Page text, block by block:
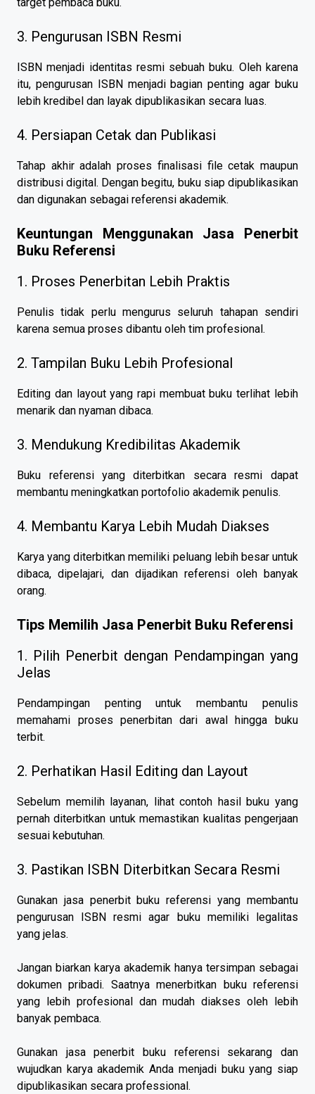
3. Pengurusan ISBN Resmi
ISBN menjadi identitas resmi sebuah buku. Oleh karena
itu, pengurusan ISBN menjadi bagian penting agar buku
lebih kredibel dan layak dipublikasikan secara luas.
4. Persiapan Cetak dan Publikasi
Tahap akhir adalah proses finalisasi file cetak maupun
distribusi digital. Dengan begitu, buku siap dipublikasikan
dan digunakan sebagai referensi akademik.
Keuntungan Menggunakan Jasa Penerbit
Buku Referensi
1. Proses Penerbitan Lebih Praktis
Penulis tidak perlu mengurus seluruh tahapan sendiri
karena semua proses dibantu oleh tim profesional.
2. Tampilan Buku Lebih Profesional
Editing dan layout yang rapi membuat buku terlihat lebih
menarik dan nyaman dibaca.
3. Mendukung Kredibilitas Akademik
Buku referensi yang diterbitkan secara resmi dapat
membantu meningkatkan portofolio akademik penulis.
4. Membantu Karya Lebih Mudah Diakses
Karya yang diterbitkan memiliki peluang lebih besar untuk
dibaca, dipelajari, dan dijadikan referensi oleh banyak
orang.
Tips Memilih Jasa Penerbit Buku Referensi
1. Pilih Penerbit dengan Pendampingan yang
Jelas
Pendampingan penting untuk membantu penulis
memahami proses penerbitan dari awal hingga buku
terbit.
2. Perhatikan Hasil Editing dan Layout
Sebelum memilih layanan, lihat contoh hasil buku yang
pernah diterbitkan untuk memastikan kualitas pengerjaan
sesuai kebutuhan.
3. Pastikan ISBN Diterbitkan Secara Resmi
Gunakan jasa penerbit buku referensi yang membantu
pengurusan ISBN resmi agar buku memiliki legalitas
yang jelas.
Jangan biarkan karya akademik hanya tersimpan sebagai
dokumen pribadi. Saatnya menerbitkan buku referensi
yang lebih profesional dan mudah diakses oleh lebih
banyak pembaca.
Gunakan jasa penerbit buku referensi sekarang dan
wujudkan karya akademik Anda menjadi buku yang siap
dipublikasikan secara professional.